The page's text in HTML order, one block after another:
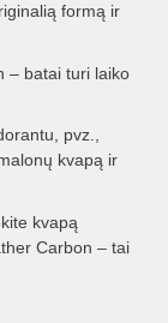
formą ir
– batai turi laiko
pvz.,
kvapą ir
kvapą
Carbon – tai